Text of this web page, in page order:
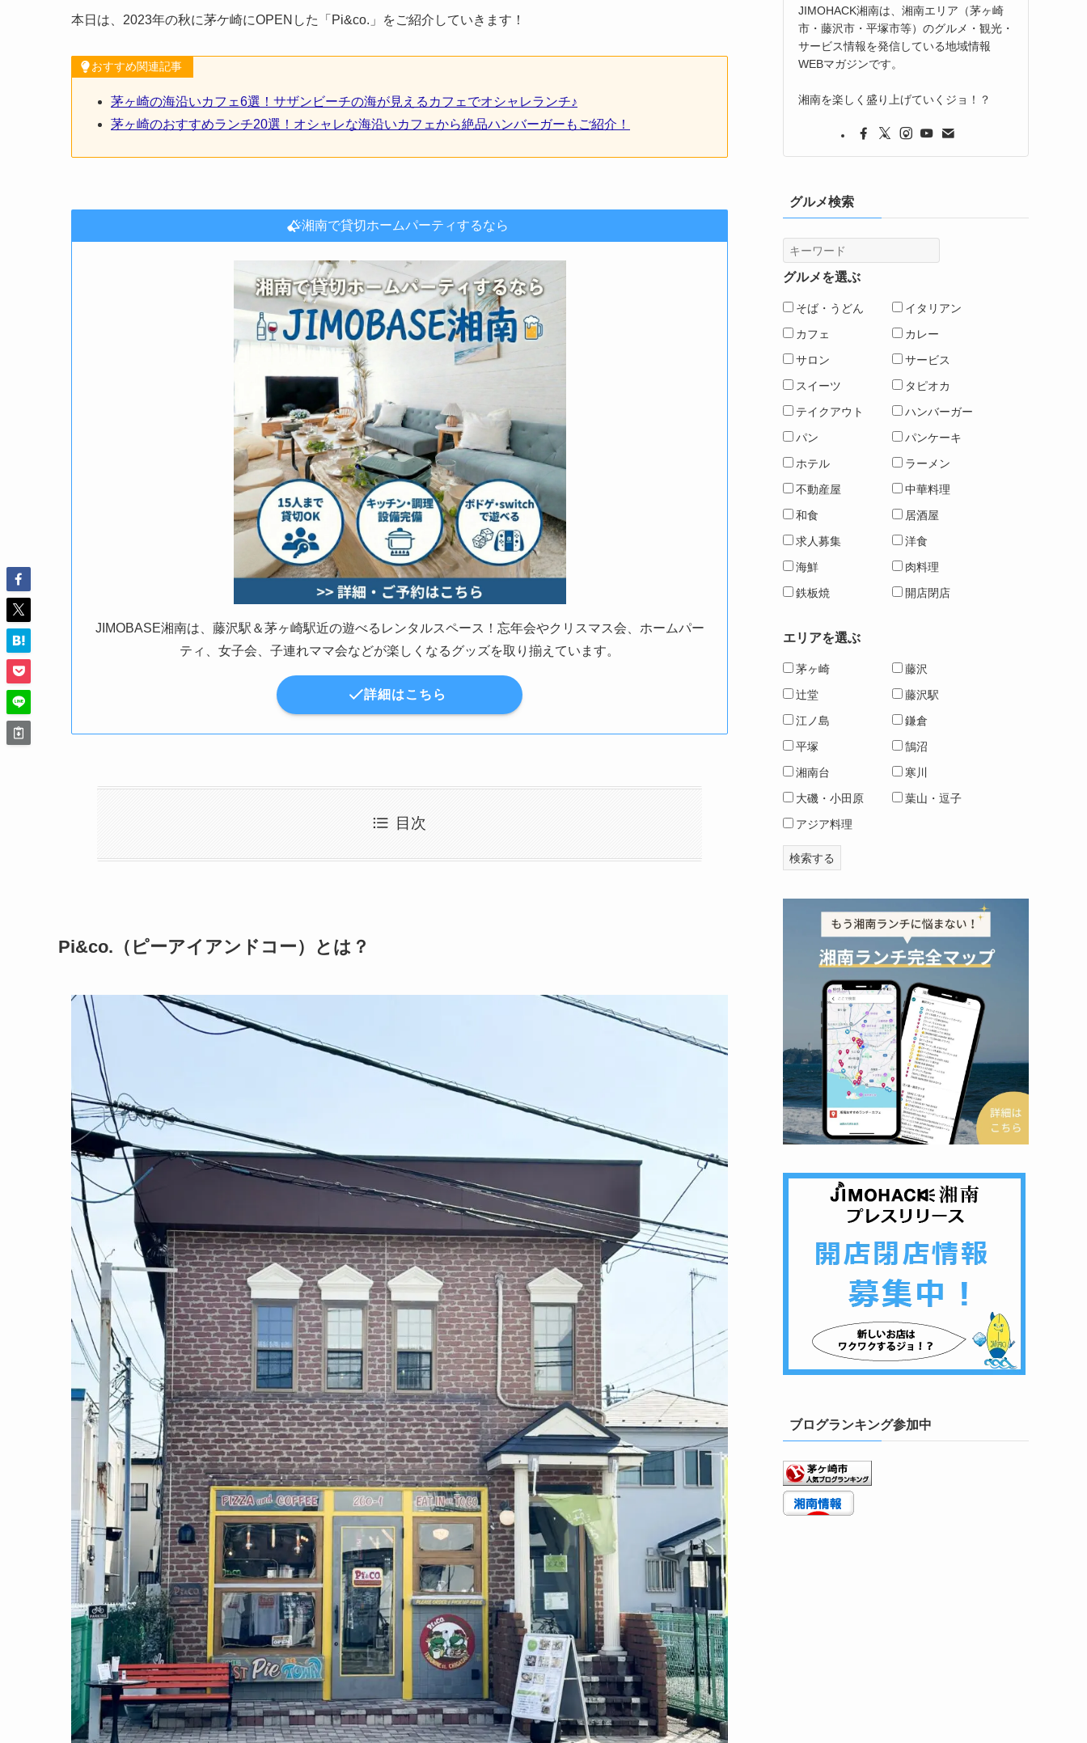
本日は、2023年の秋に茅ケ崎にOPENした「Pi&co.」をご紹介していきます！
おすすめ関連記事
茅ヶ崎の海沿いカフェ6選！サザンビーチの海が見えるカフェでオシャレランチ♪
茅ヶ崎のおすすめランチ20選！オシャレな海沿いカフェから絶品ハンバーガーもご紹介！
湘南で貸切ホームパーティするなら
JIMOBASE湘南は、藤沢駅＆茅ヶ崎駅近の遊べるレンタルスペース！忘年会やクリスマス会、ホームパー
ティ、女子会、子連れママ会などが楽しくなるグッズを取り揃えています。
詳細はこちら
目次
Pi&co.（ピーアイアンドコー）とは？
JIMOHACK湘南は、湘南エリア（茅ヶ崎
市・藤沢市・平塚市等）のグルメ・観光・
サービス情報を発信している地域情報
WEBマガジンです。
湘南を楽しく盛り上げていくジョ！？
グルメ検索
グルメを選ぶ
そば・うどん
イタリアン
カフェ
カレー
サロン
サービス
スイーツ
タピオカ
テイクアウト
ハンバーガー
パン
パンケーキ
ホテル
ラーメン
不動産屋
中華料理
和食
居酒屋
求人募集
洋食
海鮮
肉料理
鉄板焼
開店閉店
エリアを選ぶ
茅ヶ崎
藤沢
辻堂
藤沢駅
江ノ島
鎌倉
平塚
鵠沼
湘南台
寒川
大磯・小田原
葉山・逗子
アジア料理
ブログランキング参加中